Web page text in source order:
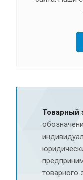
Товарный
товарного